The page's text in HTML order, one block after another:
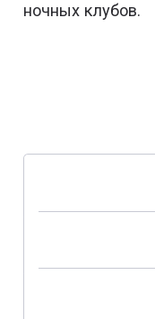
ночных клубов.